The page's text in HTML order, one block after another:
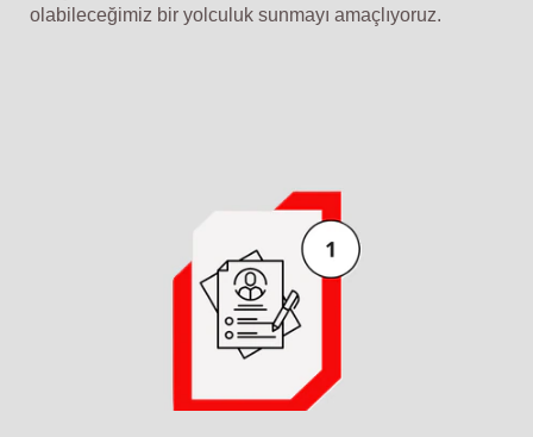
olabileceğimiz bir yolculuk sunmayı amaçlıyoruz.